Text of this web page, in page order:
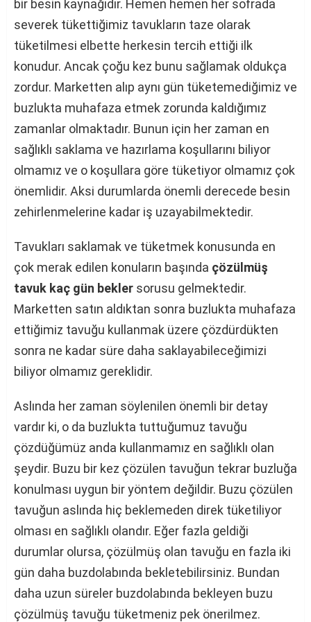
bir besin kaynağıdır. Hemen hemen her sofrada
severek tükettiğimiz tavukların taze olarak
tüketilmesi elbette herkesin tercih ettiği ilk
konudur. Ancak çoğu kez bunu sağlamak oldukça
zordur. Marketten alıp aynı gün tüketemediğimiz ve
buzlukta muhafaza etmek zorunda kaldığımız
zamanlar olmaktadır. Bunun için her zaman en
sağlıklı saklama ve hazırlama koşullarını biliyor
olmamız ve o koşullara göre tüketiyor olmamız çok
önemlidir. Aksi durumlarda önemli derecede besin
zehirlenmelerine kadar iş uzayabilmektedir.
Tavukları saklamak ve tüketmek konusunda en
çok merak edilen konuların başında çözülmüş
tavuk kaç gün bekler sorusu gelmektedir.
Marketten satın aldıktan sonra buzlukta muhafaza
ettiğimiz tavuğu kullanmak üzere çözdürdükten
sonra ne kadar süre daha saklayabileceğimizi
biliyor olmamız gereklidir.
Aslında her zaman söylenilen önemli bir detay
vardır ki, o da buzlukta tuttuğumuz tavuğu
çözdüğümüz anda kullanmamız en sağlıklı olan
şeydir. Buzu bir kez çözülen tavuğun tekrar buzluğa
konulması uygun bir yöntem değildir. Buzu çözülen
tavuğun aslında hiç beklemeden direk tüketiliyor
olması en sağlıklı olandır. Eğer fazla geldiği
durumlar olursa, çözülmüş olan tavuğu en fazla iki
gün daha buzdolabında bekletebilirsiniz. Bundan
daha uzun süreler buzdolabında bekleyen buzu
çözülmüş tavuğu tüketmeniz pek önerilmez.